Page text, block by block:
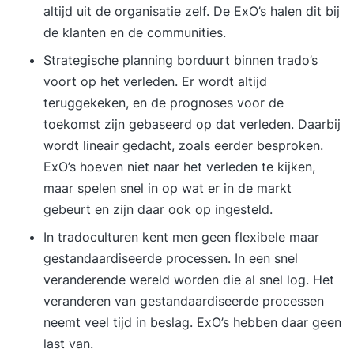
altijd uit de organisatie zelf. De ExO’s halen dit bij
de klanten en de communities.
Strategische planning borduurt binnen trado’s
voort op het verleden. Er wordt altijd
teruggekeken, en de prognoses voor de
toekomst zijn gebaseerd op dat verleden. Daarbij
wordt lineair gedacht, zoals eerder besproken.
ExO’s hoeven niet naar het verleden te kijken,
maar spelen snel in op wat er in de markt
gebeurt en zijn daar ook op ingesteld.
In tradoculturen kent men geen flexibele maar
gestandaardiseerde processen. In een snel
veranderende wereld worden die al snel log. Het
veranderen van gestandaardiseerde processen
neemt veel tijd in beslag. ExO’s hebben daar geen
last van.